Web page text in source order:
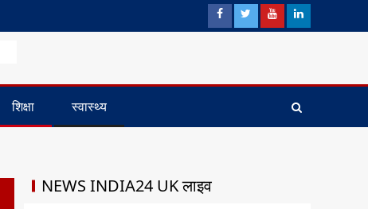
शिक्षा स्वास्थ्य
NEWS INDIA24 UK लाइव